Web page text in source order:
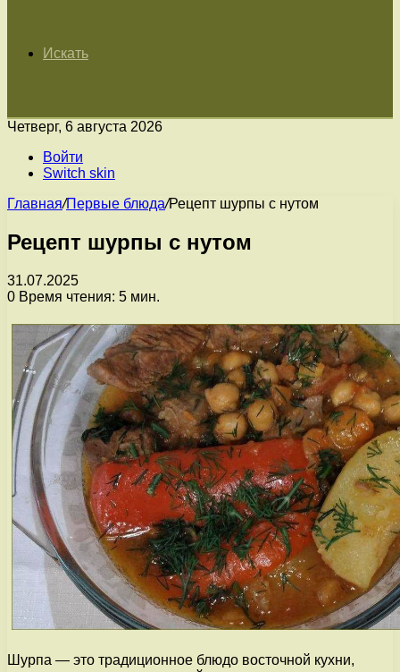
Искать
Четверг, 6 августа 2026
Войти
Switch skin
Главная/Первые блюда/Рецепт шурпы с нутом
Рецепт шурпы с нутом
31.07.2025
0 Время чтения: 5 мин.
Шурпа — это традиционное блюдо восточной кухни,